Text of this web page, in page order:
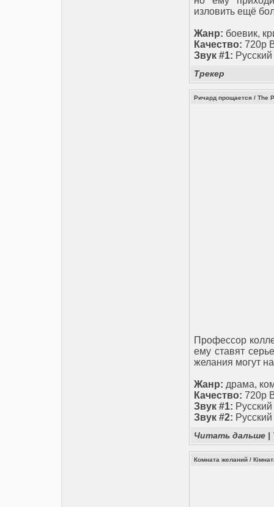
изловить ещё
Жанр: боевик,
Качество: 720p
Звук #1:
Трекер
Ричард прощается / The
Профессор
ему ставят
желания могут
Жанр: драма,
Качество: 720p
Звук #1:
Звук #2:
Читать дальше |
Комната желаний /